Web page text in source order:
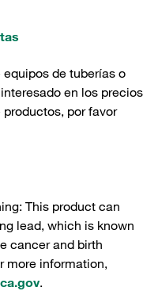
de tuberías o
en los precios
por favor
This product can
lead, which is known
cancer and birth
more information,
.